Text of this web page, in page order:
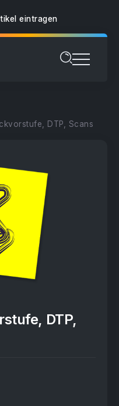
eintragen
DTP, Scans
DTP,